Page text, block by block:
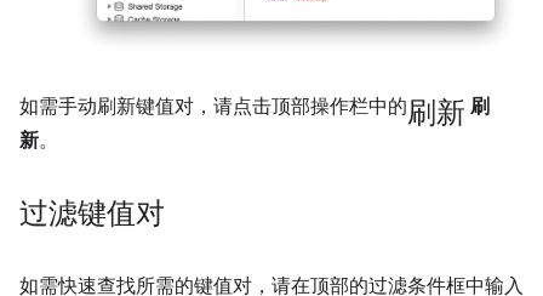
如需手动刷新键值对，请点击顶部操作栏中的 刷新 刷
新。
过滤键值对
如需快速查找所需的键值对，请在顶部的过滤条件框中输入